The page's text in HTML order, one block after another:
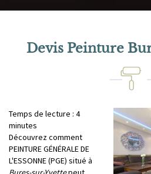
Devis Peinture
Temps de lecture : 4
minutes
Découvrez comment
PEINTURE GÉNÉRALE DE
L'ESSONNE (PGE) situé à